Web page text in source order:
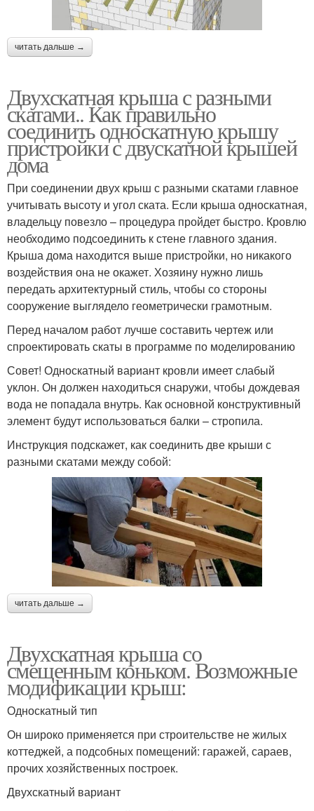
читать дальше →
Двухскатная крыша с разными
скатами.. Как правильно
соединить односкатную крышу
пристройки с двускатной крышей
дома
При соединении двух крыш с разными скатами главное
учитывать высоту и угол ската. Если крыша односкатная,
владельцу повезло – процедура пройдет быстро. Кровлю
необходимо подсоединить к стене главного здания.
Крыша дома находится выше пристройки, но никакого
воздействия она не окажет. Хозяину нужно лишь
передать архитектурный стиль, чтобы со стороны
сооружение выглядело геометрически грамотным.
Перед началом работ лучше составить чертеж или
спроектировать скаты в программе по моделированию
Совет! Односкатный вариант кровли имеет слабый
уклон. Он должен находиться снаружи, чтобы дождевая
вода не попадала внутрь. Как основной конструктивный
элемент будут использоваться балки – стропила.
Инструкция подскажет, как соединить две крыши с
разными скатами между собой:
читать дальше →
Двухскатная крыша со
смещенным коньком. Возможные
модификации крыш:
Односкатный тип
Он широко применяется при строительстве не жилых
коттеджей, а подсобных помещений: гаражей, сараев,
прочих хозяйственных построек.
Двухскатный вариант